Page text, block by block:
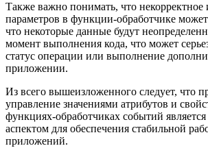
Также важно понимать, что некорректное
параметров в функции-обработчике
что некоторые данные будут
момент выполнения кода, что может
статус операции или выполнение
приложении.
Из всего вышеизложенного следует, что
управление значениями атрибутов и
функциях-обработчиках событий
аспектом для обеспечения стабильной
приложений.